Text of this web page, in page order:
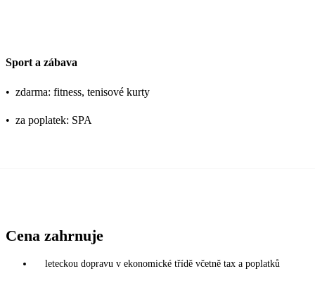
Sport a zábava
• zdarma: fitness, tenisové kurty
• za poplatek: SPA
Cena zahrnuje
leteckou dopravu v ekonomické třídě včetně tax a poplatků